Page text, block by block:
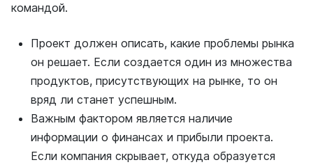
командой.
Проект должен описать, какие проблемы рынка
он решает. Если создается один из множества
продуктов, присутствующих на рынке, то он
вряд ли станет успешным.
Важным фактором является наличие
информации о финансах и прибыли проекта.
Если компания скрывает, откуда образуется